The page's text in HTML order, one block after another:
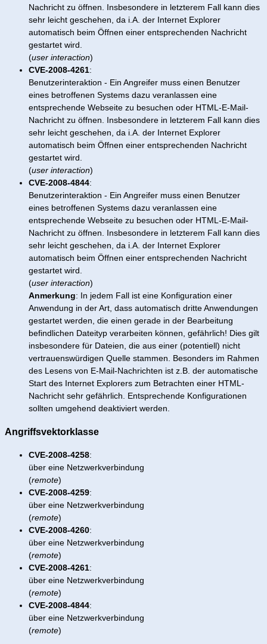
Nachricht zu öffnen. Insbesondere in letzterem Fall kann dies
sehr leicht geschehen, da i.A. der Internet Explorer
automatisch beim Öffnen einer entsprechenden Nachricht
gestartet wird.
(user interaction)
CVE-2008-4261:
Benutzerinteraktion - Ein Angreifer muss einen Benutzer
eines betroffenen Systems dazu veranlassen eine
entsprechende Webseite zu besuchen oder HTML-E-Mail-
Nachricht zu öffnen. Insbesondere in letzterem Fall kann dies
sehr leicht geschehen, da i.A. der Internet Explorer
automatisch beim Öffnen einer entsprechenden Nachricht
gestartet wird.
(user interaction)
CVE-2008-4844:
Benutzerinteraktion - Ein Angreifer muss einen Benutzer
eines betroffenen Systems dazu veranlassen eine
entsprechende Webseite zu besuchen oder HTML-E-Mail-
Nachricht zu öffnen. Insbesondere in letzterem Fall kann dies
sehr leicht geschehen, da i.A. der Internet Explorer
automatisch beim Öffnen einer entsprechenden Nachricht
gestartet wird.
(user interaction)
Anmerkung: In jedem Fall ist eine Konfiguration einer
Anwendung in der Art, dass automatisch dritte Anwendungen
gestartet werden, die einen gerade in der Bearbeitung
befindlichen Dateityp verarbeiten können, gefährlich! Dies gilt
insbesondere für Dateien, die aus einer (potentiell) nicht
vertrauenswürdigen Quelle stammen. Besonders im Rahmen
des Lesens von E-Mail-Nachrichten ist z.B. der automatische
Start des Internet Explorers zum Betrachten einer HTML-
Nachricht sehr gefährlich. Entsprechende Konfigurationen
sollten umgehend deaktiviert werden.
Angriffsvektorklasse
CVE-2008-4258:
über eine Netzwerkverbindung
(remote)
CVE-2008-4259:
über eine Netzwerkverbindung
(remote)
CVE-2008-4260:
über eine Netzwerkverbindung
(remote)
CVE-2008-4261:
über eine Netzwerkverbindung
(remote)
CVE-2008-4844:
über eine Netzwerkverbindung
(remote)